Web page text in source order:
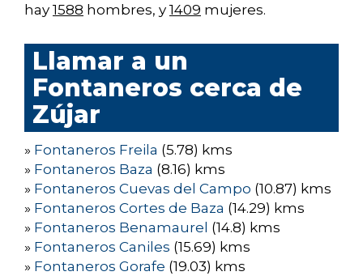
hay 1588 hombres, y 1409 mujeres.
Llamar a un
Fontaneros cerca de
Zújar
» Fontaneros Freila (5.78) kms
» Fontaneros Baza (8.16) kms
» Fontaneros Cuevas del Campo (10.87) kms
» Fontaneros Cortes de Baza (14.29) kms
» Fontaneros Benamaurel (14.8) kms
» Fontaneros Caniles (15.69) kms
» Fontaneros Gorafe (19.03) kms